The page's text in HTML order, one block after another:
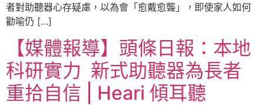
者對助聽器心存疑慮，以為會「愈戴愈聾」，即使家人如何
勸喻仍 […]
【媒體報導】頭條日報：本地
科研實力 新式助聽器為長者
重拾自信 | Heari 傾耳聽